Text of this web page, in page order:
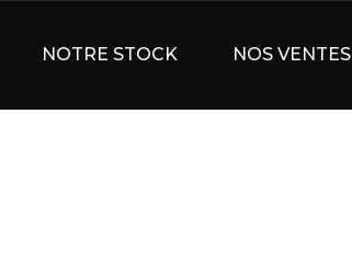
NOTRE STOCK NOS VENTES